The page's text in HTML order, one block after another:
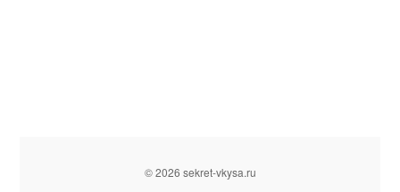
© 2026 sekret-vkysa.ru